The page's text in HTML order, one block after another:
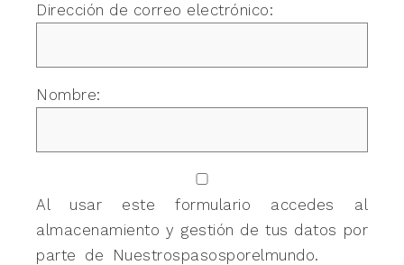
Dirección de correo electrónico:
Nombre:
Al usar este formulario accedes al
almacenamiento y gestión de tus datos por
parte de Nuestrospasosporelmundo.